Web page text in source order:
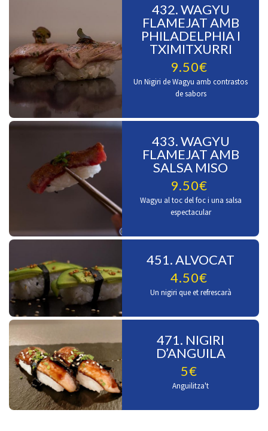
432. WAGYU
FLAMEJAT AMB
PHILADELPHIA I
TXIMITXURRI
9.50€
Un Nigiri de Wagyu amb contrastos
de sabors
433. WAGYU
FLAMEJAT AMB
SALSA MISO
9.50€
Wagyu al toc del foc i una salsa
espectacular
451. ALVOCAT
4.50€
Un nigiri que et refrescarà
471. NIGIRI
D’ANGUILA
5€
Anguilitza't